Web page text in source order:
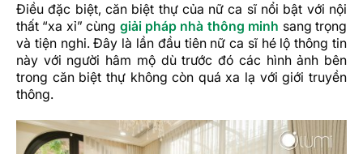
Điều đặc biệt, căn biệt thự của nữ ca sĩ nổi bật với nội
thất “xa xỉ” cùng giải pháp nhà thông minh sang trọng
và tiện nghi. Đây là lần đầu tiên nữ ca sĩ hé lộ thông tin
này với người hâm mộ dù trước đó các hình ảnh bên
trong căn biệt thự không còn quá xa lạ với giới truyền
thông.